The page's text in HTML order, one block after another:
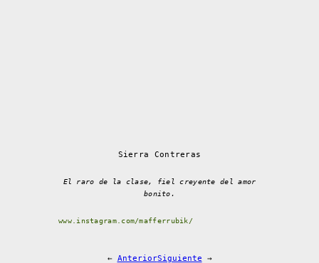
Sierra Contreras
El raro de la clase, fiel creyente del amor
bonito.
www.instagram.com/mafferrubik/
← AnteriorSiguiente →